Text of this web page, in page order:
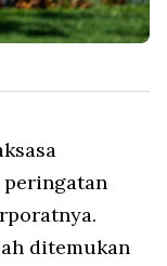
ditemukan